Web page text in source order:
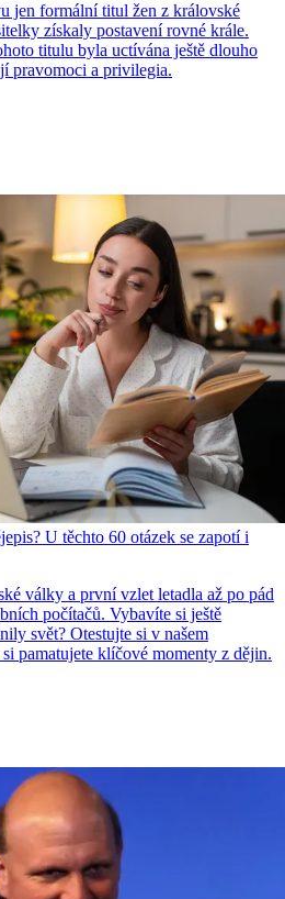
jen formální titul žen z královské
získaly postavení rovné krále.
titulu byla uctívána ještě dlouho
pravomoci a privilegia.
U těchto 60 otázek se zapotí i
války a první vzlet letadla až po pád
počítačů. Vybavíte si ještě
svět? Otestujte si v našem
pamatujete klíčové momenty z dějin.